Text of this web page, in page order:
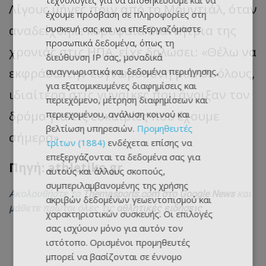
Λίγους μήνες πριν από το Μουντιάλ, όταν
αναδείχθηκε κορυφαία διαιτήτρια της
χρονιάς στις ΗΠΑ, είχε δηλώσει: «Θέλω να
εκφράσω την ευγνωμοσύνη μου σε όλους,
ιδιαίτερα στις γυναίκες που άνοιξαν τον
δρόμο για τις ευκαιρίες που έχουμε
σήμερα».
Πηγή: athletiko.gr
Ακολουθήστε το Themasports.com στο Google News
μάθετε πρώτοι όλες τις
αθλητικές ειδήσεις
έχουμε πρόσβαση σε πληροφορίες στη
συσκευή σας και να επεξεργαζόμαστε
προσωπικά δεδομένα, όπως τη
διεύθυνση IP σας, μοναδικά
αναγνωριστικά και δεδομένα περιήγησης,
για εξατομικευμένες διαφημίσεις και
περιεχόμενο, μέτρηση διαφημίσεων και
περιεχομένου, ανάλυση κοινού και
βελτίωση υπηρεσιών. Προμηθευτές
τρίτων (1884) ενδέχεται επίσης να
επεξεργάζονται τα δεδομένα σας για
αυτούς και άλλους σκοπούς,
συμπεριλαμβανομένης της χρήσης
ακριβών δεδομένων γεωεντοπισμού και
χαρακτηριστικών συσκευής. Οι επιλογές
σας ισχύουν μόνο για αυτόν τον
ιστότοπο. Ορισμένοι προμηθευτές
μπορεί να βασίζονται σε έννομο